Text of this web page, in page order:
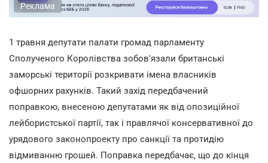
Реклама
1 травня депутати палати громад парламенту
Сполученого Королівства зобов'язали британські
заморські території розкривати імена власників
офшорних рахунків. Такий захід передбачений
поправкою, внесеною депутатами як від опозиційної
лейбористської партії, так і правлячої консервативної до
урядового законопроекту про санкції та протидію
відмиванню грошей. Поправка передбачає, що до кінця